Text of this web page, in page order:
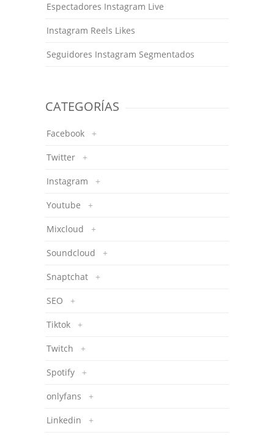
Espectadores Instagram Live
Instagram Reels Likes
Seguidores Instagram Segmentados
CATEGORÍAS
Facebook +
Twitter +
Instagram +
Youtube +
Mixcloud +
Soundcloud +
Snaptchat +
SEO +
Tiktok +
Twitch +
Spotify +
onlyfans +
Linkedin +